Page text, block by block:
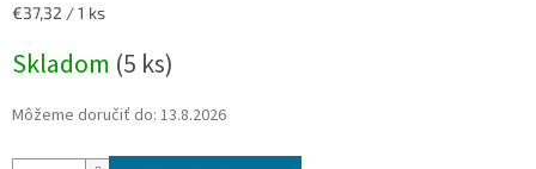
Jednotková
€37,32 / 1 ks
Skladom (5 ks)
Môžeme doručiť do: 13.8.2026